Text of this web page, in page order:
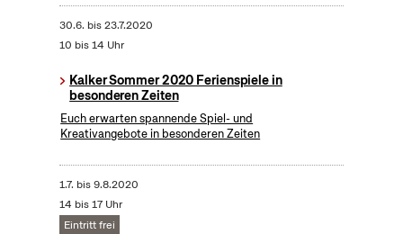
30.6. bis23.7.2020
10 bis 14 Uhr
Kalker Sommer 2020 Ferienspiele in
besonderen Zeiten
Euch erwarten spannende Spiel- und
Kreativangebote in besonderen Zeiten
1.7. bis9.8.2020
14 bis 17 Uhr
Eintritt frei